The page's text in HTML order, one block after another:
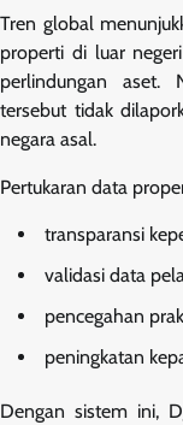
Tren global
properti di luar
perlindungan aset.
tersebut tidak
negara asal.
Pertukaran data
transparansi
validasi data
pencegahan
peningkatan
Dengan sistem ini,